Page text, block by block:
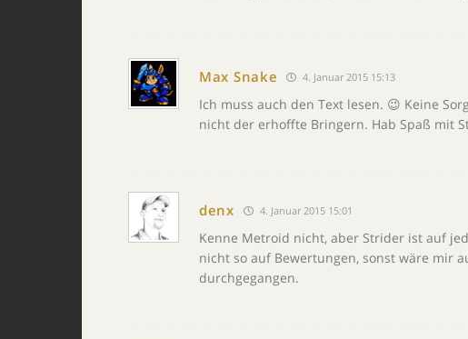
Max Snake 4. Januar 2015 15:13
Ich muss auch den Text lesen. 😉 Keine
nicht der erhoffte Bringern. Hab Spaß mit
denx 4. Januar 2015 15:01
Kenne Metroid nicht, aber Strider ist auf
nicht so auf Bewertungen, sonst wäre mir
durchgegangen.